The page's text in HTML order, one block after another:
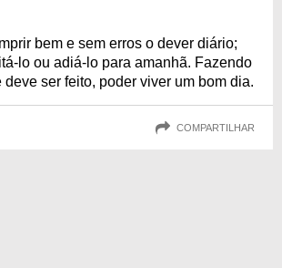
bem e sem erros o dever diário;
lo ou adiá-lo para amanhã. Fazendo
deve ser feito, poder viver um bom dia.
COMPARTILHAR